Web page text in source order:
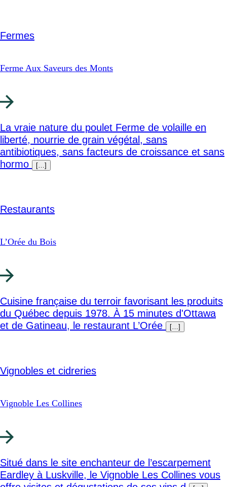
Fermes
Ferme Aux Saveurs des Monts
La vraie nature du poulet Ferme de volaille en
liberté, nourrie de grain végétal, sans
antibiotiques, sans facteurs de croissance et sans
hormo
[…]
Restaurants
L’Orée du Bois
Cuisine française du terroir favorisant les produits
du Québec depuis 1978. À 15 minutes d'Ottawa
et de Gatineau, le restaurant L’Orée
[…]
Vignobles et cidreries
Vignoble Les Collines
Situé dans le site enchanteur de l’escarpement
Eardley à Luskville, le Vignoble Les Collines vous